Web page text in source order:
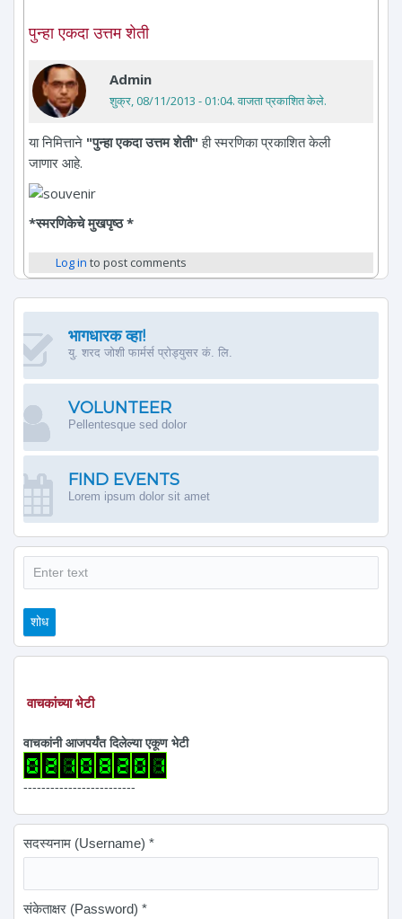
पुन्हा एकदा उत्तम शेती
Admin
शुक्र, 08/11/2013 - 01:04. वाजता प्रकाशित केले.
या निमित्ताने "पुन्हा एकदा उत्तम शेती" ही स्मरणिका प्रकाशित केली
जाणार आहे.
*स्मरणिकेचे मुखपृष्ठ *
Log in to post comments
भागधारक व्हा!
यु. शरद जोशी फार्मर्स प्रोड्युसर कं. लि.
VOLUNTEER
Pellentesque sed dolor
FIND EVENTS
Lorem ipsum dolor sit amet
शोध
शोध
वाचकांच्या भेटी
वाचकांनी आजपर्यंत दिलेल्या एकूण भेटी
-------------------------
सदस्यनाम (Username) *
संकेताक्षर (Password) *